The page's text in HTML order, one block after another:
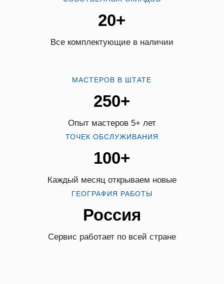
20+
Все комплектующие в наличии
МАСТЕРОВ В ШТАТЕ
250+
Опыт мастеров 5+ лет
ТОЧЕК ОБСЛУЖИВАНИЯ
100+
Каждый месяц открываем новые
ГЕОГРАФИЯ РАБОТЫ
Россия
Сервис работает по всей стране